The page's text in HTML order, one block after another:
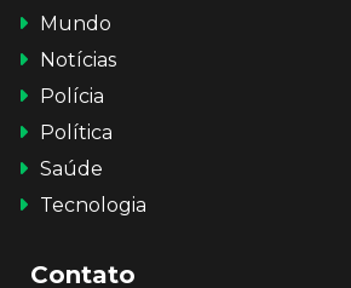
Mundo
Notícias
Polícia
Política
Saúde
Tecnologia
Contato